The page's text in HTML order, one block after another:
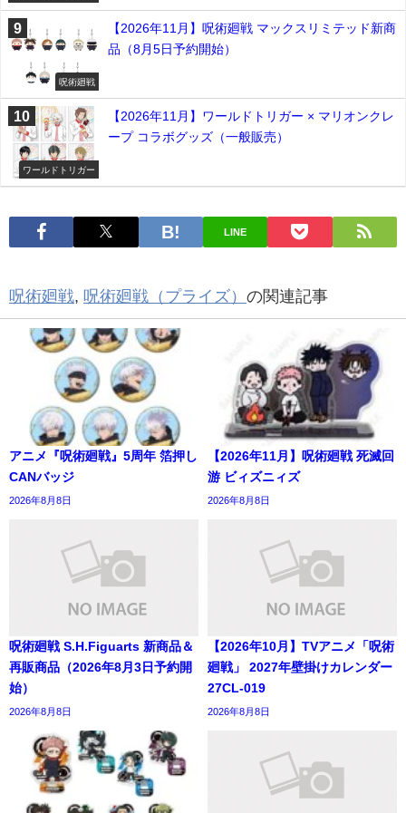
ミア
呪術廻戦
【2026年11月】呪術廻戦 マックスリミテッド新商
品（8月5日予約開始）
ワールドトリガー
【2026年11月】ワールドトリガー × マリオンクレ
ープ コラボグッズ（一般販売）
LINE
呪術廻戦, 呪術廻戦（プライズ） の関連記事
アニメ『呪術廻戦』5周年 箔押し
CANバッジ
2026年8月8日
【2026年11月】呪術廻戦 死滅回
游 ビィズニィズ
2026年8月8日
呪術廻戦 S.H.Figuarts 新商品＆
再販商品（2026年8月3日予約開
始）
2026年8月8日
【2026年10月】TVアニメ「呪術
廻戦」 2027年壁掛けカレンダー
27CL-019
2026年8月8日